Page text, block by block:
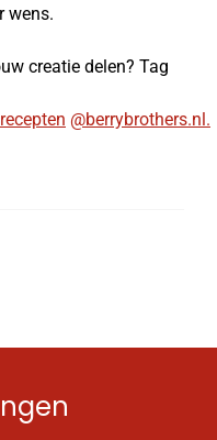
wens.
creatie delen? Tag
@berrybrothers.nl.